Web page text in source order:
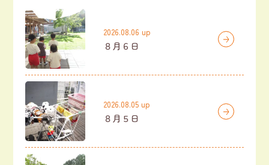
2026.08.06 up
８月６日
2026.08.05 up
８月５日